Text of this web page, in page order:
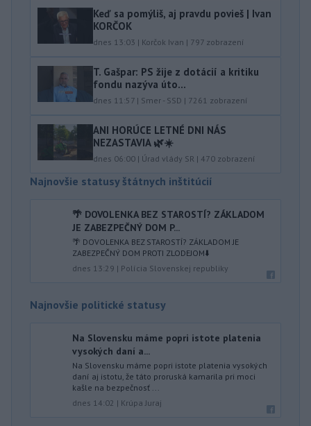
Keď sa pomýliš, aj pravdu povieš | Ivan
KORČOK
dnes 13:03 | Korčok Ivan | 797 zobrazení
T. Gašpar: PS žije z dotácií a kritiku
fondu nazýva úto...
dnes 11:57 | Smer - SSD | 7261 zobrazení
ANI HORÚCE LETNÉ DNI NÁS
NEZASTAVIA 🌿☀️
dnes 06:00 | Úrad vlády SR | 470 zobrazení
Najnovšie statusy štátnych inštitúcií
🌴 DOVOLENKA BEZ STAROSTÍ? ZÁKLADOM
JE ZABEZPEČNÝ DOM P...
🌴 DOVOLENKA BEZ STAROSTÍ? ZÁKLADOM JE
ZABEZPEČNÝ DOM PROTI ZLODEJOM⬇️
dnes 13:29 | Polícia Slovenskej republiky
Najnovšie politické statusy
Na Slovensku máme popri istote platenia
vysokých daní a...
Na Slovensku máme popri istote platenia vysokých
daní aj istotu, že táto proruská kamarila pri moci
kašle na bezpečnosť ...
dnes 14:02 | Krúpa Juraj